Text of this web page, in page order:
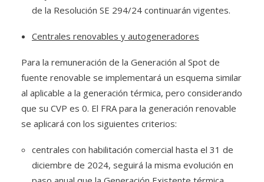
de la Resolución SE 294/24 continuarán vigentes.
Centrales renovables y autogeneradores
Para la remuneración de la Generación al Spot de
fuente renovable se implementará un esquema similar
al aplicable a la generación térmica, pero considerando
que su CVP es 0. El FRA para la generación renovable
se aplicará con los siguientes criterios:
centrales con habilitación comercial hasta el 31 de
diciembre de 2024, seguirá la misma evolución en